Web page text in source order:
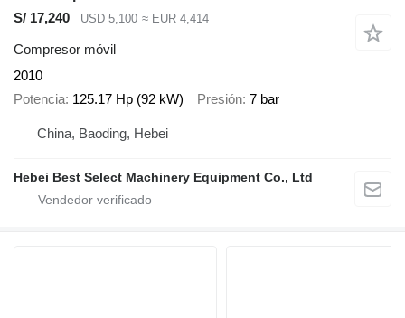
S/ 17,240
USD 5,100 ≈ EUR 4,414
Compresor móvil
2010
Potencia 125.17 Hp (92 kW) Presión 7 bar
China, Baoding, Hebei
Hebei Best Select Machinery Equipment Co., Ltd